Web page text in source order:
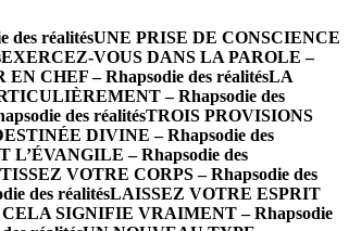
des réalitésUNE PRISE DE CONSCIENCE
EXERCEZ-VOUS DANS LA PAROLE –
CHEF – Rhapsodie des réalitésLA
– Rhapsodie des
des réalitésTROIS PROVISIONS
DIVINE – Rhapsodie des
– Rhapsodie des
VOTRE CORPS – Rhapsodie des
des réalitésLAISSEZ VOTRE ESPRIT
SIGNIFIE VRAIMENT – Rhapsodie